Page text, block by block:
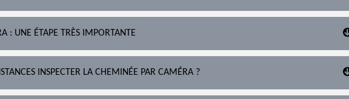
: UNE ÉTAPE TRÈS IMPORTANTE
INSPECTER LA CHEMINÉE PAR CAMÉRA ?